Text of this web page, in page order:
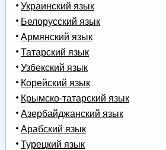
Украинский язык
Белорусский язык
Армянский язык
Татарский язык
Узбекский язык
Корейский язык
Крымско-татарский язык
Азербайджанский язык
Арабский язык
Турецкий язык